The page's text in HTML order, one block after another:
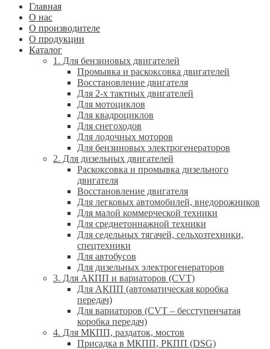
Главная
О нас
О производителе
О продукции
Каталог
1. Для бензиновых двигателей
Промывка и раскоксовка двигателей
Восстановление двигателя
Для 2-х тактных двигателей
Для мотоциклов
Для квадроциклов
Для снегоходов
Для лодочных моторов
Для бензиновых электрогенераторов
2. Для дизельных двигателей
Раскоксовка и промывка дизельного
двигателя
Восстановление двигателя
Для легковых автомобилей, внедорожников
Для малой коммерческой техники
Для среднетоннажной техники
Для седельных тягачей, сельхозтехники,
спецтехники
Для автобусов
Для дизельных электрогенераторов
3. Для АКПП и вариаторов (CVT)
Для АКПП (автоматическая коробка
передач)
Для вариаторов (CVT – бесступенчатая
коробка передач)
4. Для МКПП, раздаток, мостов
Присадка в МКПП, РКПП (DSG)